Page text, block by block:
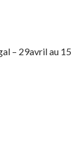
– 29avril au 15